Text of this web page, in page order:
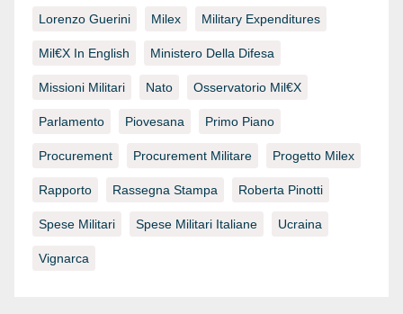
Lorenzo Guerini Milex Military Expenditures
Mil€x In English Ministero Della Difesa
Missioni Militari Nato Osservatorio Mil€x
Parlamento Piovesana Primo Piano
Procurement Procurement Militare Progetto Milex
Rapporto Rassegna Stampa Roberta Pinotti
Spese Militari Spese Militari Italiane Ucraina
Vignarca